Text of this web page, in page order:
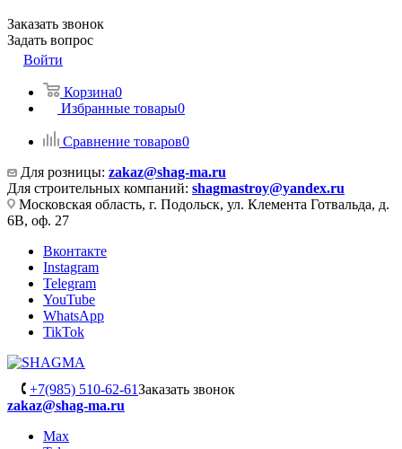
Заказать звонок
Задать вопрос
Войти
Корзина0
Избранные товары0
Сравнение товаров0
Для розницы: zakaz@shag-ma.ru
Для строительных компаний: shagmastroy@yandex.ru
Московская область, г. Подольск, ул. Клемента Готвальда, д.
6В, оф. 27
Вконтакте
Instagram
Telegram
YouTube
WhatsApp
TikTok
+7(985) 510-62-61Заказать звонок
zakaz@shag-ma.ru
Max